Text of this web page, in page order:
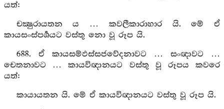
යත්:
චක්‍ෂුරායතන ය … කවලීකාරාහාර යි. මේ ඒ
කායසංස්පර්‍ශයට වස්තු නො වූ රූප යි.
688. ඒ කායසම්ඵස්සජවේදනාවට … සංඥාවට …
චෙතනාවට … කායවිඥානයට වස්තු වූ රූපය කවරෙ
යත්:
කායායතන යි. මේ ඒ කායවිඥානයට වස්තු වූ රූප යි.